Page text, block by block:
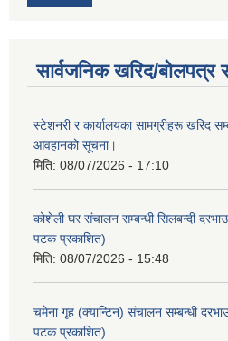
सार्वजनिक खरिद/बोलपत्र
स्टेशनरी र कार्यालयका सामग्रीहरू खरिद
आवहानको सूचना।
मिति: 08/07/2026 - 17:10
कोशेली घर संचालन सम्बन्धी सिलबन्दी
पटक प्रकाशित)
मिति: 08/07/2026 - 15:48
चमेना गृह (क्यान्टिन) संचालन सम्बन्धी
पटक प्रकाशित)